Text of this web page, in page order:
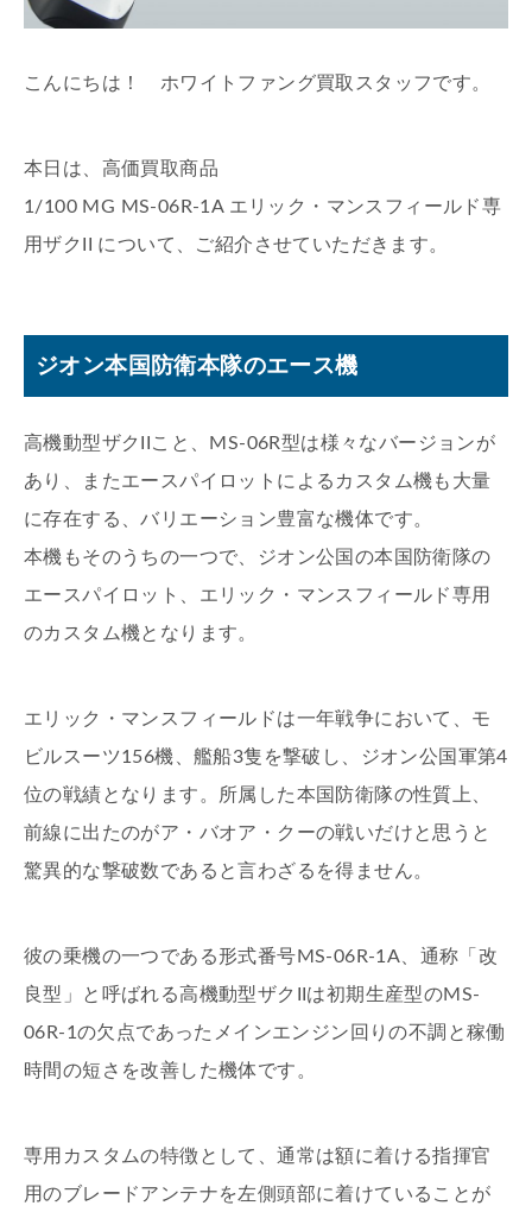
こんにちは！ ホワイトファング買取スタッフです。
本日は、高価買取商品
1/100 MG MS-06R-1A エリック・マンスフィールド専
用ザクII について、ご紹介させていただきます。
ジオン本国防衛本隊のエース機
高機動型ザクIIこと、MS-06R型は様々なバージョンが
あり、またエースパイロットによるカスタム機も大量
に存在する、バリエーション豊富な機体です。
本機もそのうちの一つで、ジオン公国の本国防衛隊の
エースパイロット、エリック・マンスフィールド専用
のカスタム機となります。
エリック・マンスフィールドは一年戦争において、モ
ビルスーツ156機、艦船3隻を撃破し、ジオン公国軍第4
位の戦績となります。所属した本国防衛隊の性質上、
前線に出たのがア・バオア・クーの戦いだけと思うと
驚異的な撃破数であると言わざるを得ません。
彼の乗機の一つである形式番号MS-06R-1A、通称「改
良型」と呼ばれる高機動型ザクIIは初期生産型のMS-
06R-1の欠点であったメインエンジン回りの不調と稼働
時間の短さを改善した機体です。
専用カスタムの特徴として、通常は額に着ける指揮官
用のブレードアンテナを左側頭部に着けていることが